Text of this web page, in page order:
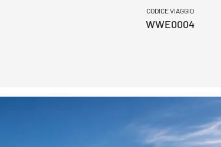
CODICE VIAGGIO
WWE0004